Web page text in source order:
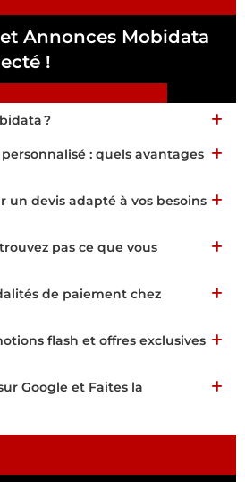
Annonces Mobidata
!
?
: quels avantages
un devis adapté à vos besoins
pas ce que vous
de paiement chez
flash et offres exclusives
Google et Faites la